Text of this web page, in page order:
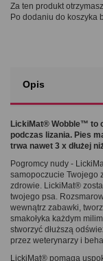
Za ten produkt otrzymasz
Po dodaniu do koszyka
Opis
LickiMat® Wobble™ to
podczas lizania. Pies
trwa nawet 3 x dłużej
Pogromcy nudy -
samopoczucie Twojego
zdrowie. LickiMat®
twojego psa.
wewnątrz zabawki,
smakołyka każdym
stworzyć dłuższą
przez weterynarzy i
LickiMat® pomaga